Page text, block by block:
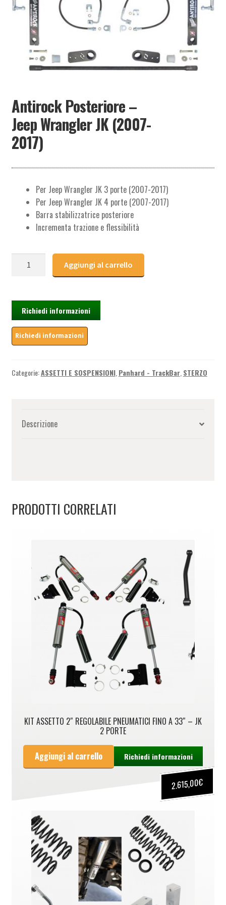
PARTNER
Antirock Posteriore –
Jeep Wrangler JK (2007-
2017)
Per Jeep Wrangler JK 3 porte (2007-2017)
Per Jeep Wrangler JK 4 porte (2007-2017)
Barra stabilizzatrice posteriore
Incrementa trazione e flessibilità
Posteriore
Wrangler
JK
(2007-
2017)
Aggiungi al carrello
Richiedi informazioni
Categorie:ASSETTI E SOSPENSIONI, Panhard - TrackBar, STERZO
Descrizione
PRODOTTI CORRELATI
KIT ASSETTO 2″ REGOLABILE PNEUMATICI FINO A 33″ – JK
2 PORTE
2.615,00€
Aggiungi al carrello Richiedi informazioni